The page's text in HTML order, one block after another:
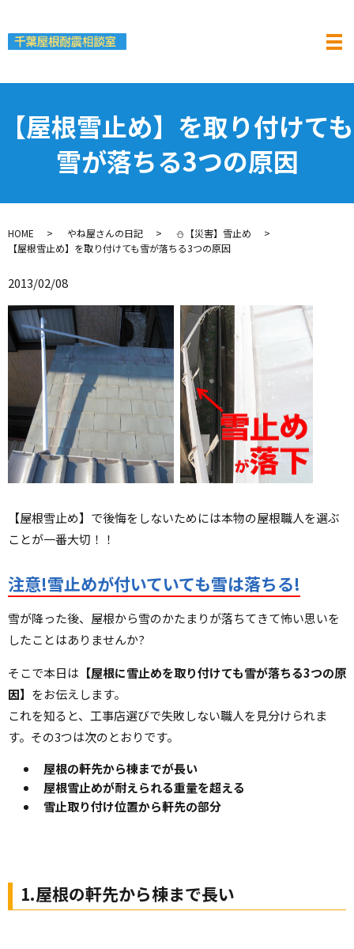
【屋根雪止め】を取り付けても
雪が落ちる3つの原因
HOME やね屋さんの日記
⛄【災害】雪止め
【屋根雪止め】を取り付けても雪が落ちる3つの原因
2013/02/08
【屋根雪止め】で後悔をしないためには本物の屋根職人を選ぶ
ことが一番大切！！
注意!雪止めが付いていても雪は落ちる!
雪が降った後、屋根から雪のかたまりが落ちてきて怖い思いを
したことはありませんか?
そこで本日は 【屋根に雪止めを取り付けても雪が落ちる3つの原
因】 をお伝えします。
これを知ると、工事店選びで失敗しない職人を見分けられま
す。その3つは次のとおりです。
屋根の軒先から棟までが長い
屋根雪止めが耐えられる重量を超える
雪止取り付け位置から軒先の部分
1.屋根の軒先から棟まで長い